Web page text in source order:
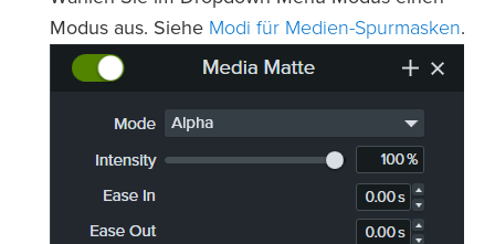
Modus aus. Siehe Modi für Medien-Spurmasken.